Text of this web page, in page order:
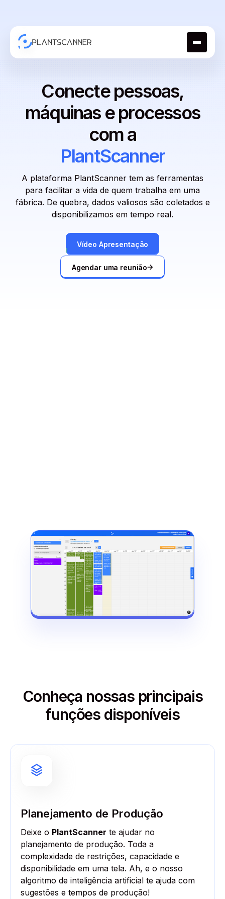
Conecte pessoas,
máquinas e processos
com a
PlantScanner
A plataforma PlantScanner tem as ferramentas
para facilitar a vida de quem trabalha em uma
fábrica. De quebra, dados valiosos são coletados e
disponibilizamos em tempo real.
Vídeo Apresentação
Agendar uma reunião
Conheça nossas principais
funções disponíveis
Planejamento de Produção
Deixe o PlantScanner te ajudar no
planejamento de produção. Toda a
complexidade de restrições, capacidade e
disponibilidade em uma tela. Ah, e o nosso
algoritmo de inteligência artificial te ajuda com
sugestões e tempos de produção!